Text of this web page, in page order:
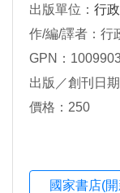
出版單位： 行
作/編/譯者：行
GPN：
出版／創刊日
價格：250
國家書店(